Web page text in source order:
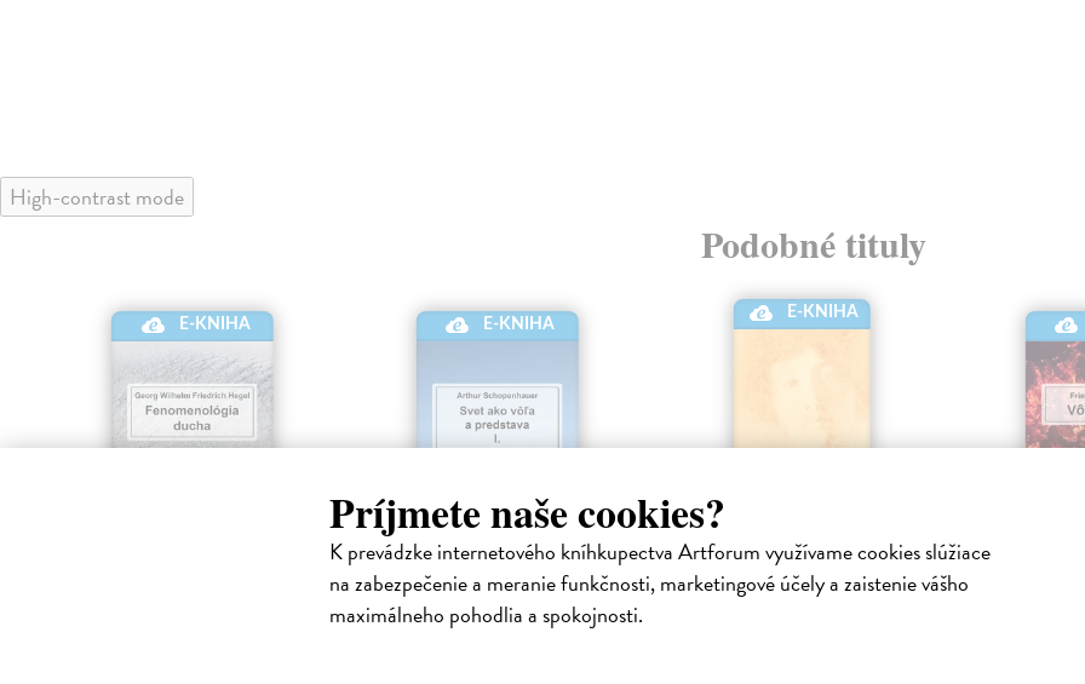
Príjmete naše cookies?
K prevádzke internetového kníhkupectva Artforum využívame cookies slúžiace
na zabezpečenie a meranie funkčnosti, marketingové účely a zaistenie vášho
maximálneho pohodlia a spokojnosti.
High-contrast mode
Podobné tituly
E-KNIHA E-KNIHA
Svet ako vôľa a
predstava I.
E-KNIHA
Duchovná